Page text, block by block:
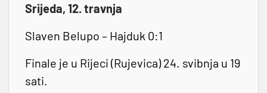
Srijeda, 12. travnja
Slaven Belupo – Hajduk 0:1
Finale je u Rijeci (Rujevica) 24. svibnja u 19
sati.